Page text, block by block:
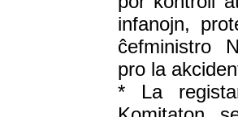
infanojn,
ĉefministro
pro la
* La